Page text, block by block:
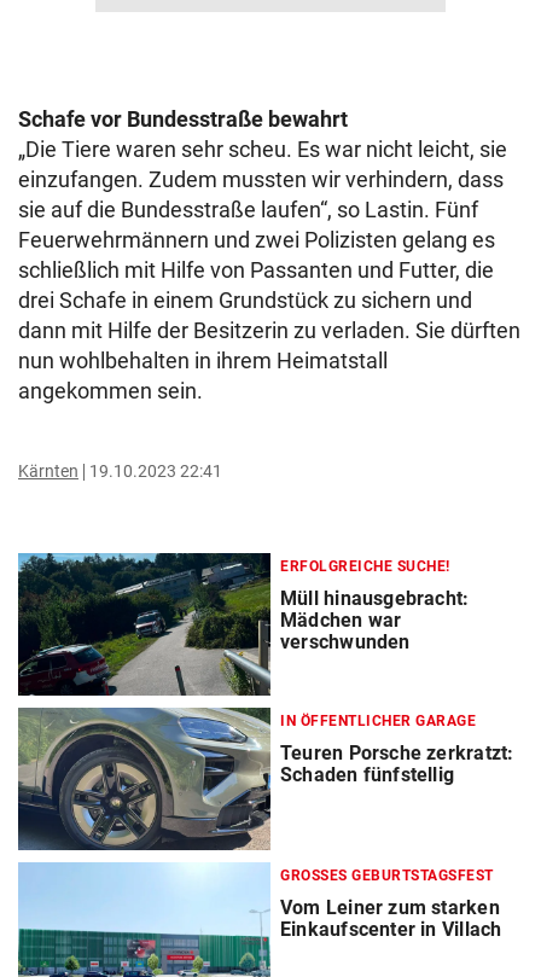
Schafe vor Bundesstraße bewahrt
„Die Tiere waren sehr scheu. Es war nicht leicht, sie
einzufangen. Zudem mussten wir verhindern, dass
sie auf die Bundesstraße laufen“, so Lastin. Fünf
Feuerwehrmännern und zwei Polizisten gelang es
schließlich mit Hilfe von Passanten und Futter, die
drei Schafe in einem Grundstück zu sichern und
dann mit Hilfe der Besitzerin zu verladen. Sie dürften
nun wohlbehalten in ihrem Heimatstall
angekommen sein.
Kärnten 19.10.2023 22:41
ERFOLGREICHE SUCHE!
Müll hinausgebracht:
Mädchen war
verschwunden
IN ÖFFENTLICHER GARAGE
Teuren Porsche zerkratzt:
Schaden fünfstellig
GROSSES GEBURTSTAGSFEST
Vom Leiner zum starken
Einkaufscenter in Villach